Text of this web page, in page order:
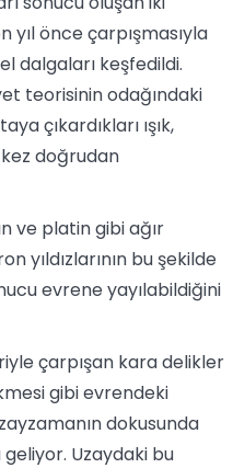
yıl önce çarpışmasıyla
dalgaları keşfedildi.
teorisinin odağındaki
çıkardıkları ışık,
doğrudan
ve platin gibi ağır
yıldızlarının bu şekilde
evrene yayılabildiğini
çarpışan kara delikler
gibi evrendeki
dokusunda
geliyor. Uzaydaki bu